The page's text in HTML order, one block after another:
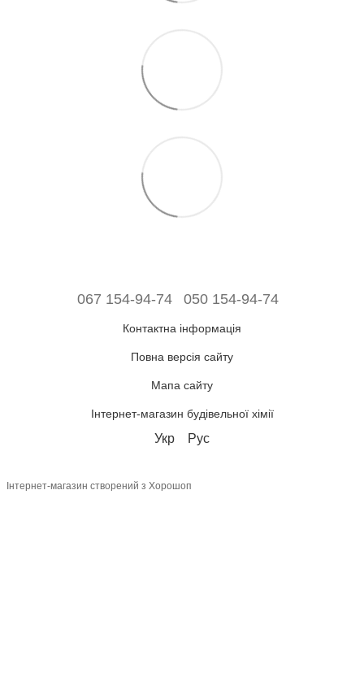
067 154-94-74 050 154-94-74
Контактна інформація
Повна версія сайту
Мапа сайту
Інтернет-магазин будівельної хімії
Укр Рус
Інтернет-магазин створений з Хорошоп